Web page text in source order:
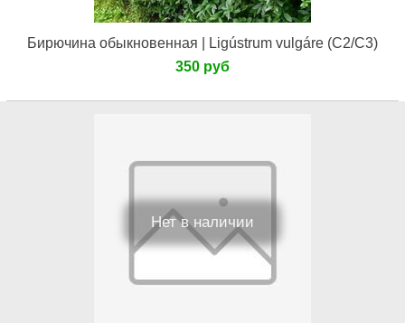
Бирючина обыкновенная | Ligústrum vulgáre (С2/С3)
350 руб
Нет в наличии